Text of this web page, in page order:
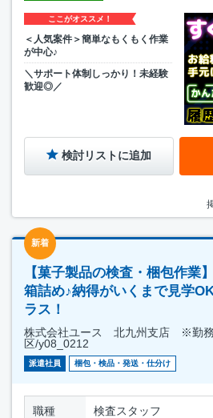
ここがオススメ！
＜人気案件＞簡単なもくもく作業
が中心♪
＼サポート体制しっかり！未経験
歓迎◎／
検討リストに追加
新着
【菓子製品の検査・梱包作業
箱詰め♪納得がいくまで見学
ラス！
株式会社ユース 北九州支店 ※勤務
区/y08_0212
派遣社員 梱包・検品・発送・仕分け
職種 検査スタッフ